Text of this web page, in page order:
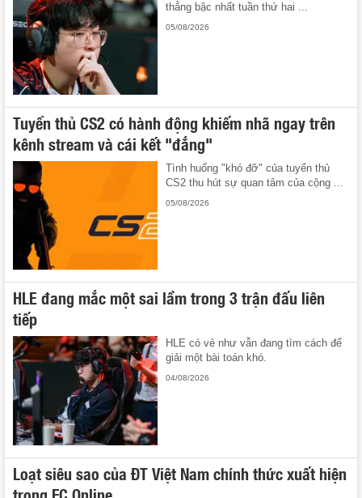
thẳng bậc nhất tuần thứ hai ...
05/08/2026
Tuyển thủ CS2 có hành động khiếm nhã ngay trên
kênh stream và cái kết "đắng"
Tình huống "khó đỡ" của tuyển thủ
CS2 thu hút sự quan tâm của cộng ...
05/08/2026
HLE đang mắc một sai lầm trong 3 trận đấu liên
tiếp
HLE có vẻ như vẫn đang tìm cách để
giải một bài toán khó.
04/08/2026
Loạt siêu sao của ĐT Việt Nam chính thức xuất hiện